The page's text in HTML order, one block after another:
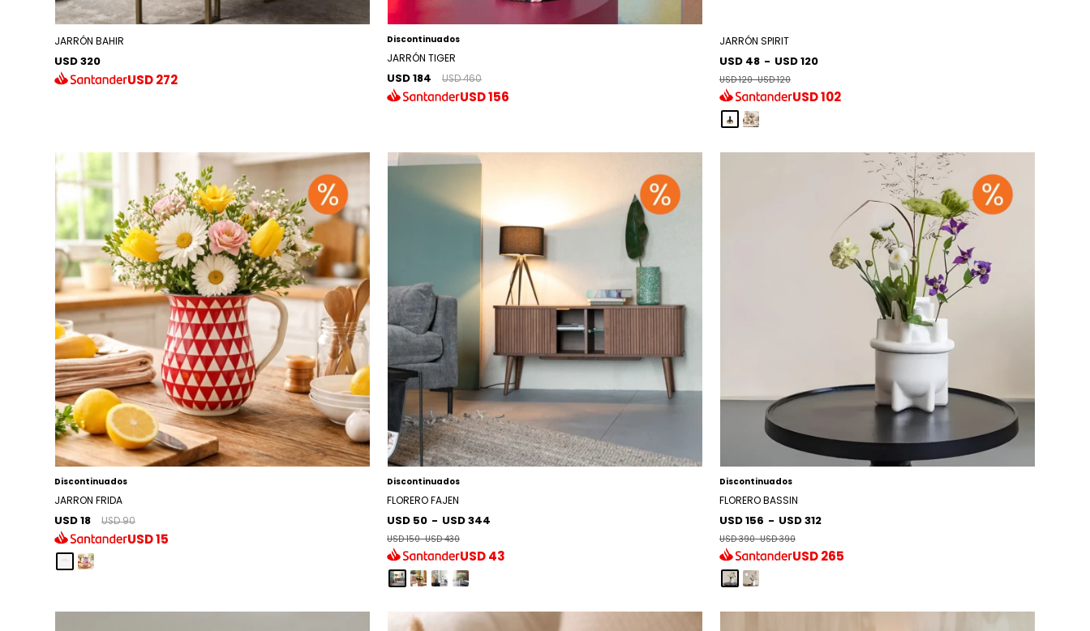
JARRÓN BAHIR
USD 320
USD272
Discontinuados
JARRÓN TIGER
USD 184 USD 460
USD156
JARRÓN SPIRIT
USD 48 - USD 120
USD 120-USD 120
USD102
Discontinuados
JARRON FRIDA
USD 18 USD 90
USD15
Discontinuados
FLORERO FAJEN
USD 50 - USD 344
USD 150-USD 430
USD43
Discontinuados
FLORERO BASSIN
USD 156 - USD 312
USD 390-USD 390
USD265